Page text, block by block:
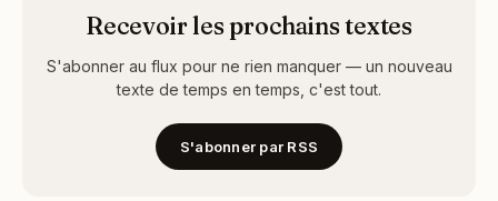
Recevoir les prochains textes
S'abonner au flux pour ne rien manquer — un nouveau
texte de temps en temps, c'est tout.
S'abonner par RSS